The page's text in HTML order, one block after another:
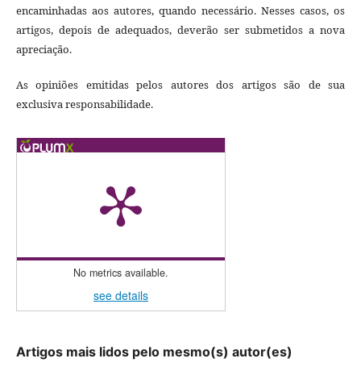
encaminhadas aos autores, quando necessário. Nesses casos, os
artigos, depois de adequados, deverão ser submetidos a nova
apreciação.
As opiniões emitidas pelos autores dos artigos são de sua
exclusiva responsabilidade.
No metrics available.
see details
Artigos mais lidos pelo mesmo(s) autor(es)